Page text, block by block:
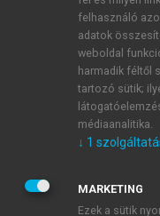
1 óra díjmentes
E-MAIL-CÍM
JELSZÓ
felhasználó
adatok
weboldal
harmadik féltől
tartozó sütik;
médiaanalitika.
↓ 1
MARKETING
Ezek a sütik